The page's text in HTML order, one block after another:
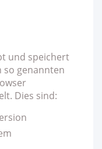
und speichert
genannten
Dies sind: